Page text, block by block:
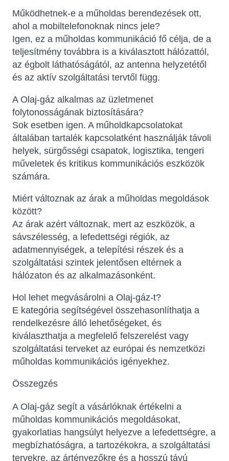
Működhetnek-e a műholdas berendezések ott,
ahol a mobiltelefonoknak nincs jele?
Igen, ez a műholdas kommunikáció fő célja, de a
teljesítmény továbbra is a kiválasztott hálózattól,
az égbolt láthatóságától, az antenna helyzetétől
és az aktív szolgáltatási tervtől függ.
A Olaj-gáz alkalmas az üzletmenet
folytonosságának biztosítására?
Sok esetben igen. A műholdkapcsolatokat
általában tartalék kapcsolatként használják távoli
helyek, sürgősségi csapatok, logisztika, tengeri
műveletek és kritikus kommunikációs eszközök
számára.
Miért változnak az árak a műholdas megoldások
között?
Az árak azért változnak, mert az eszközök, a
sávszélesség, a lefedettségi régiók, az
adatmennyiségek, a telepítési részek és a
szolgáltatási szintek jelentősen eltérnek a
hálózaton és az alkalmazásonként.
Hol lehet megvásárolni a Olaj-gáz-t?
E kategória segítségével összehasonlíthatja a
rendelkezésre álló lehetőségeket, és
kiválaszthatja a megfelelő felszerelést vagy
szolgáltatási terveket az európai és nemzetközi
műholdas kommunikációs igényekhez.
Összegzés
A Olaj-gáz segít a vásárlóknak értékelni a
műholdas kommunikációs megoldásokat,
gyakorlatias hangsúlyt helyezve a lefedettségre, a
megbízhatóságra, a tartozékokra, a szolgáltatási
tervekre, az ártényezőkre és a hosszú távú